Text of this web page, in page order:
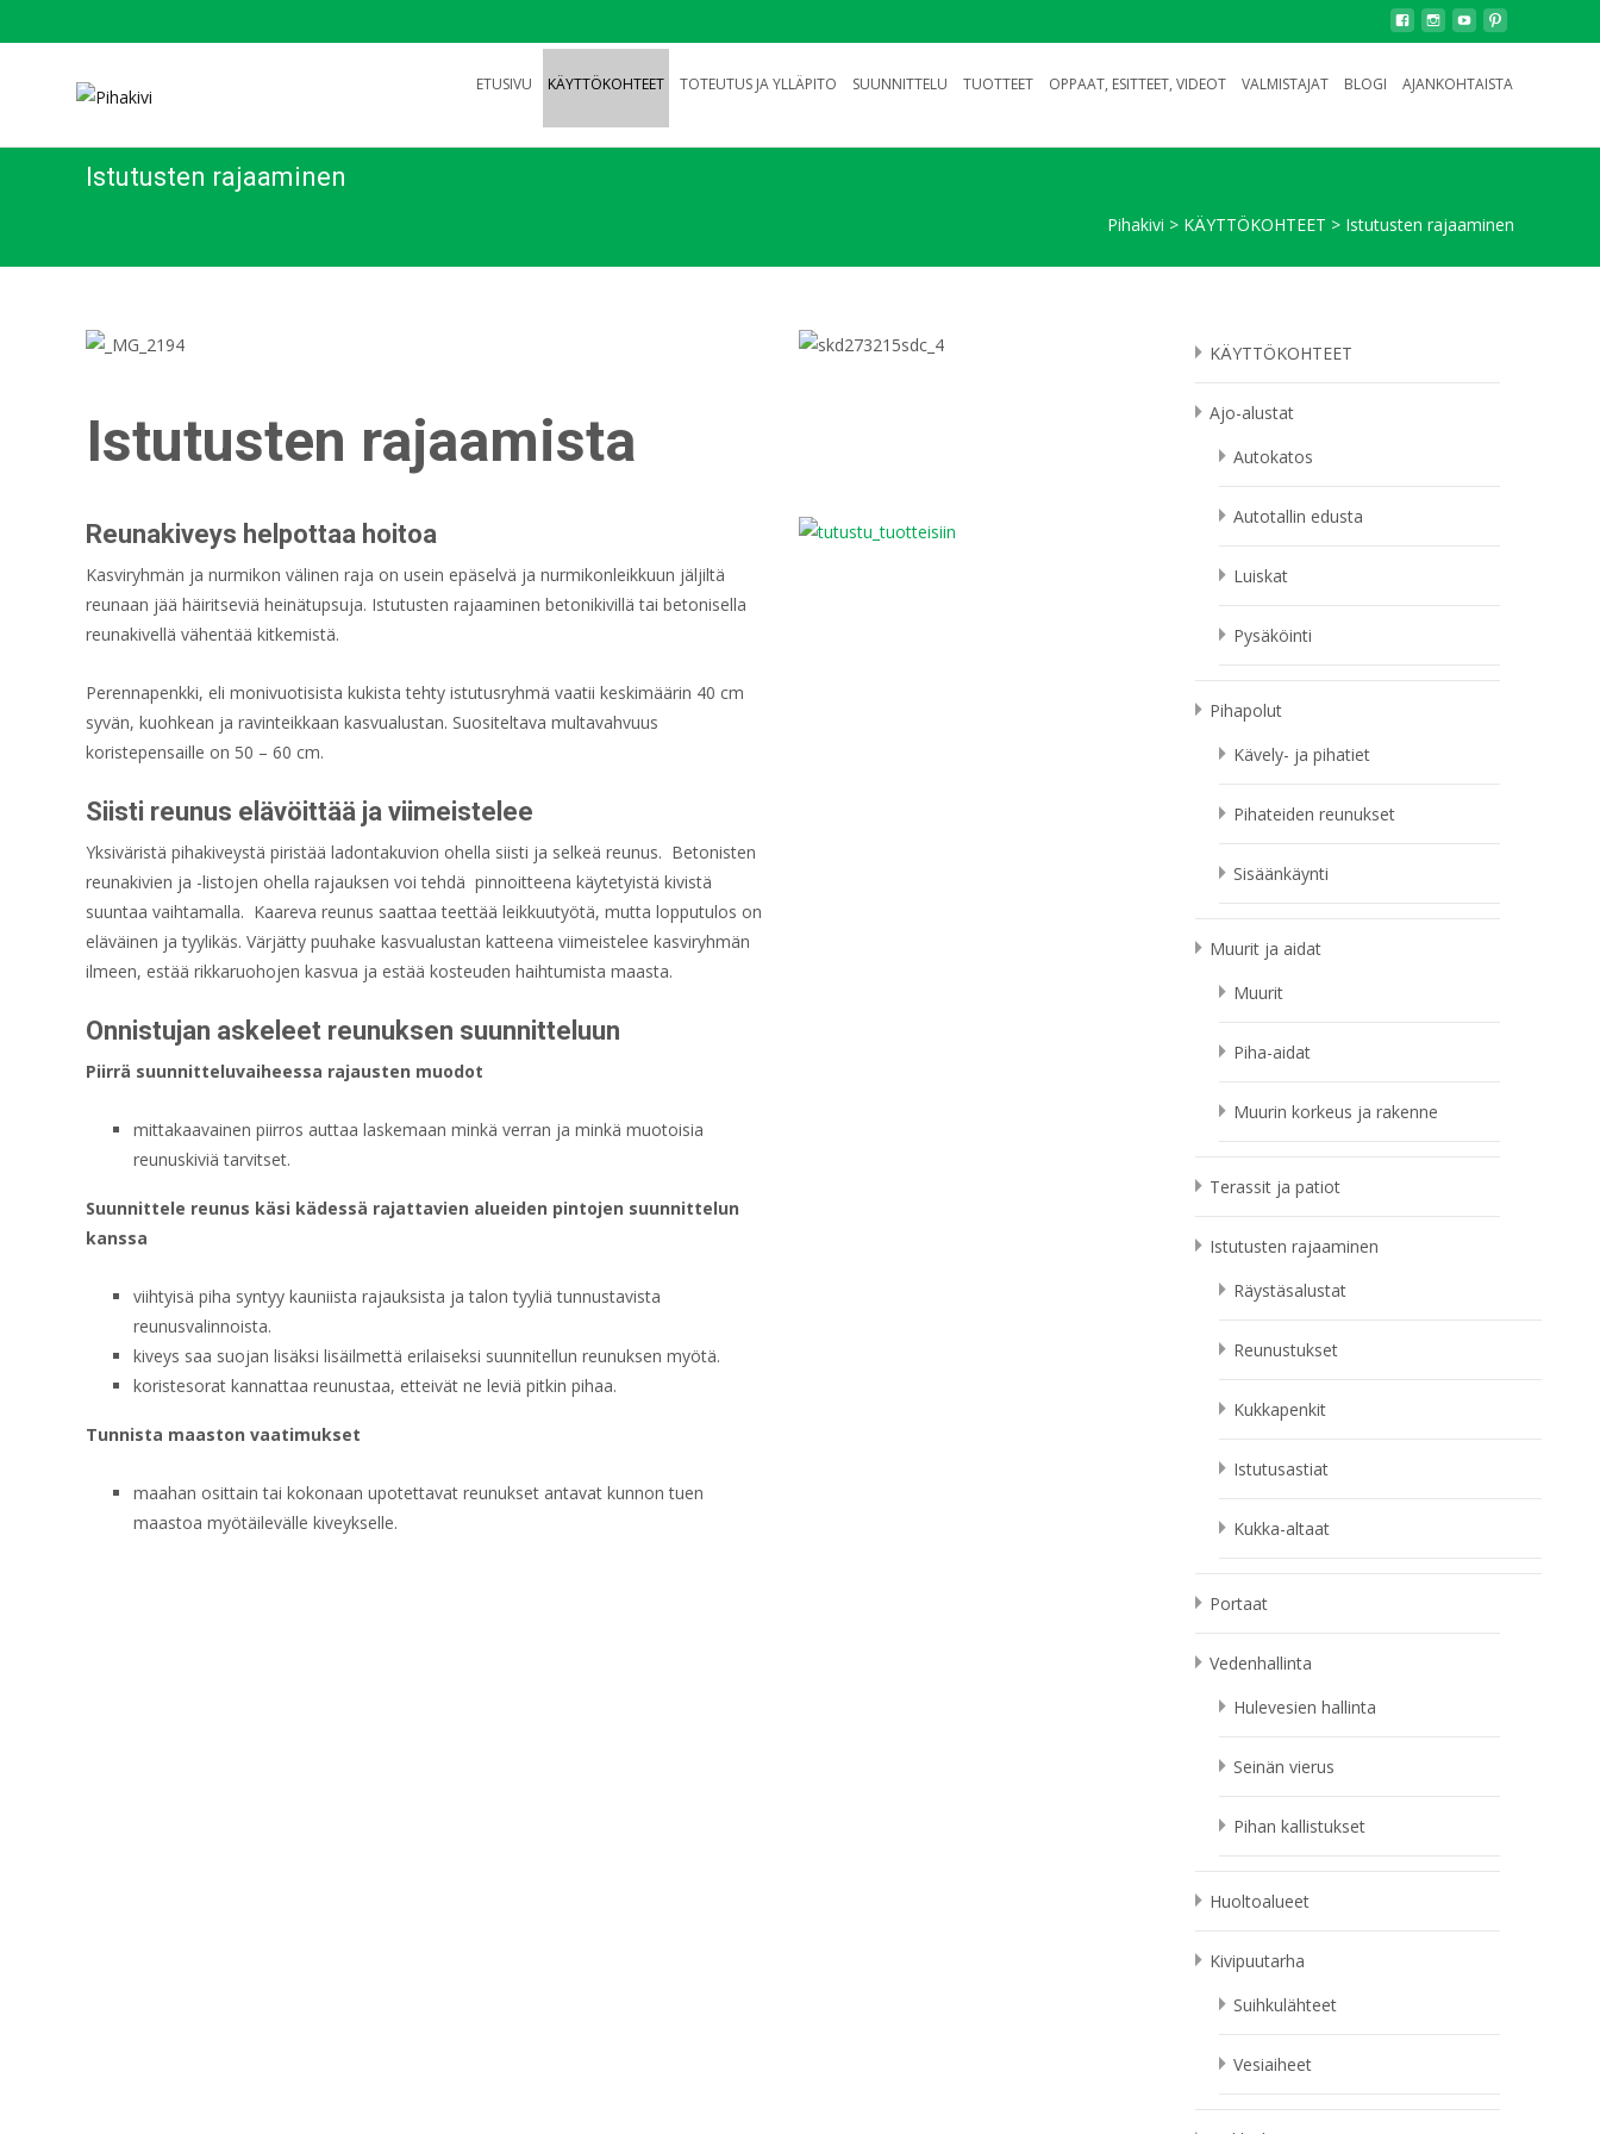
ETUSIVU KÄYTTÖKOHTEET TOTEUTUS JA YLLÄPITO SUUNNITTELU TUOTTEET OPPAAT, ESITTEET, VIDEOT VALMISTAJAT BLOGI AJANKOHTAISTA
Istutusten rajaaminen
Pihakivi > KÄYTTÖKOHTEET > Istutusten rajaaminen
Istutusten rajaamista
Reunakiveys helpottaa hoitoa
Kasviryhmän ja nurmikon välinen raja on usein epäselvä ja nurmikonleikkuun jäljiltä
reunaan jää häiritseviä heinätupsuja. Istutusten rajaaminen betonikivillä tai betonisella
reunakivellä vähentää kitkemistä.
Perennapenkki, eli monivuotisista kukista tehty istutusryhmä vaatii keskimäärin 40 cm
syvän, kuohkean ja ravinteikkaan kasvualustan. Suositeltava multavahvuus
koristepensaille on 50 – 60 cm.
Siisti reunus elävöittää ja viimeistelee
Yksiväristä pihakiveystä piristää ladontakuvion ohella siisti ja selkeä reunus. Betonisten
reunakivien ja -listojen ohella rajauksen voi tehdä pinnoitteena käytetyistä kivistä
suuntaa vaihtamalla. Kaareva reunus saattaa teettää leikkuutyötä, mutta lopputulos on
eläväinen ja tyylikäs. Värjätty puuhake kasvualustan katteena viimeistelee kasviryhmän
ilmeen, estää rikkaruohojen kasvua ja estää kosteuden haihtumista maasta.
Onnistujan askeleet reunuksen suunnitteluun
Piirrä suunnitteluvaiheessa rajausten muodot
mittakaavainen piirros auttaa laskemaan minkä verran ja minkä muotoisia
reunuskiviä tarvitset.
Suunnittele reunus käsi kädessä rajattavien alueiden pintojen suunnittelun
kanssa
viihtyisä piha syntyy kauniista rajauksista ja talon tyyliä tunnustavista
reunusvalinnoista.
kiveys saa suojan lisäksi lisäilmettä erilaiseksi suunnitellun reunuksen myötä.
koristesorat kannattaa reunustaa, etteivät ne leviä pitkin pihaa.
Tunnista maaston vaatimukset
maahan osittain tai kokonaan upotettavat reunukset antavat kunnon tuen
maastoa myötäilevälle kiveykselle.
KÄYTTÖKOHTEET
Ajo-alustat
Autokatos
Autotallin edusta
Luiskat
Pysäköinti
Pihapolut
Kävely- ja pihatiet
Pihateiden reunukset
Sisäänkäynti
Muurit ja aidat
Muurit
Piha-aidat
Muurin korkeus ja rakenne
Terassit ja patiot
Istutusten rajaaminen
Räystäsalustat
Reunustukset
Kukkapenkit
Istutusastiat
Kukka-altaat
Portaat
Vedenhallinta
Hulevesien hallinta
Seinän vierus
Pihan kallistukset
Huoltoalueet
Kivipuutarha
Suihkulähteet
Vesiaiheet